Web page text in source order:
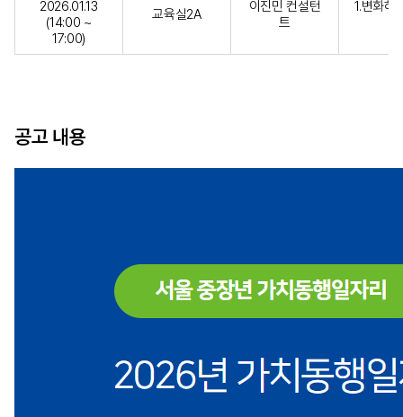
2026.01.13
(14:00 ~
17:00)
교육실2A
이진민 컨설턴
트
1.변화하
공고 내용